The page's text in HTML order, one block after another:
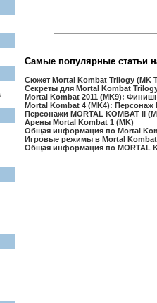
Самые популярные статьи
Сюжет Mortal Kombat Trilogy (MK
Секреты для Mortal Kombat
Mortal Kombat 2011 (MK9):
Mortal Kombat 4 (MK4): Персонаж
Персонажи MORTAL KOMBAT II
Арены Mortal Kombat 1 (MK)
Общая информация по Mortal
Игровые режимы в Mortal Kombat
Общая информация по MORTAL